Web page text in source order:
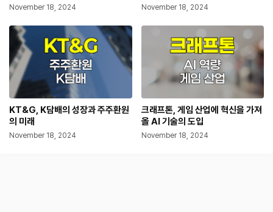
November 18, 2024 November 18, 2024
KT&G, K담배의 성장과 주주환원
의 미래
November 18, 2024
크래프톤, 게임 산업에 혁신을 가져
올 AI 기술의 도입
November 18, 2024